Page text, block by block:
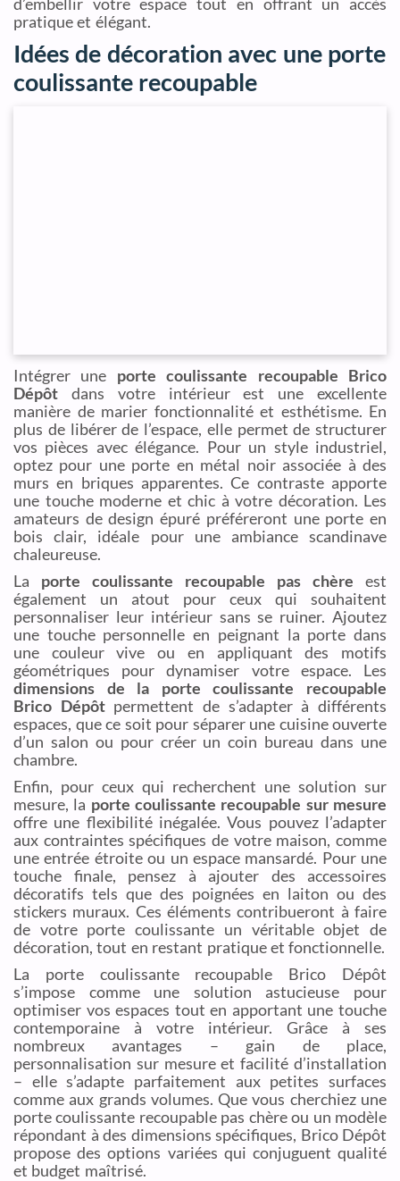
pratique et élégant.
Idées de décoration avec une porte
coulissante recoupable
Intégrer une porte coulissante recoupable Brico
Dépôt dans votre intérieur est une excellente
manière de marier fonctionnalité et esthétisme. En
plus de libérer de l’espace, elle permet de structurer
vos pièces avec élégance. Pour un style industriel,
optez pour une porte en métal noir associée à des
murs en briques apparentes. Ce contraste apporte
une touche moderne et chic à votre décoration. Les
amateurs de design épuré préféreront une porte en
bois clair, idéale pour une ambiance scandinave
chaleureuse.
La porte coulissante recoupable pas chère est
également un atout pour ceux qui souhaitent
personnaliser leur intérieur sans se ruiner. Ajoutez
une touche personnelle en peignant la porte dans
une couleur vive ou en appliquant des motifs
géométriques pour dynamiser votre espace. Les
dimensions de la porte coulissante recoupable
Brico Dépôtpermettent de s’adapter à différents
espaces, que ce soit pour séparer une cuisine ouverte
d’un salon ou pour créer un coin bureau dans une
chambre.
Enfin, pour ceux qui recherchent une solution sur
mesure, la porte coulissante recoupable sur mesure
offre une flexibilité inégalée. Vous pouvez l’adapter
aux contraintes spécifiques de votre maison, comme
une entrée étroite ou un espace mansardé. Pour une
touche finale, pensez à ajouter des accessoires
décoratifs tels que des poignées en laiton ou des
stickers muraux. Ces éléments contribueront à faire
de votre porte coulissante un véritable objet de
décoration, tout en restant pratique et fonctionnelle.
La porte coulissante recoupable Brico Dépôt
s’impose comme une solution astucieuse pour
optimiser vos espaces tout en apportant une touche
contemporaine à votre intérieur. Grâce à ses
nombreux avantages – gain de place,
personnalisation sur mesure et facilité d’installation
– elle s’adapte parfaitement aux petites surfaces
comme aux grands volumes. Que vous cherchiez une
porte coulissante recoupable pas chère ou un modèle
répondant à des dimensions spécifiques, Brico Dépôt
propose des options variées qui conjuguent qualité
et budget maîtrisé.